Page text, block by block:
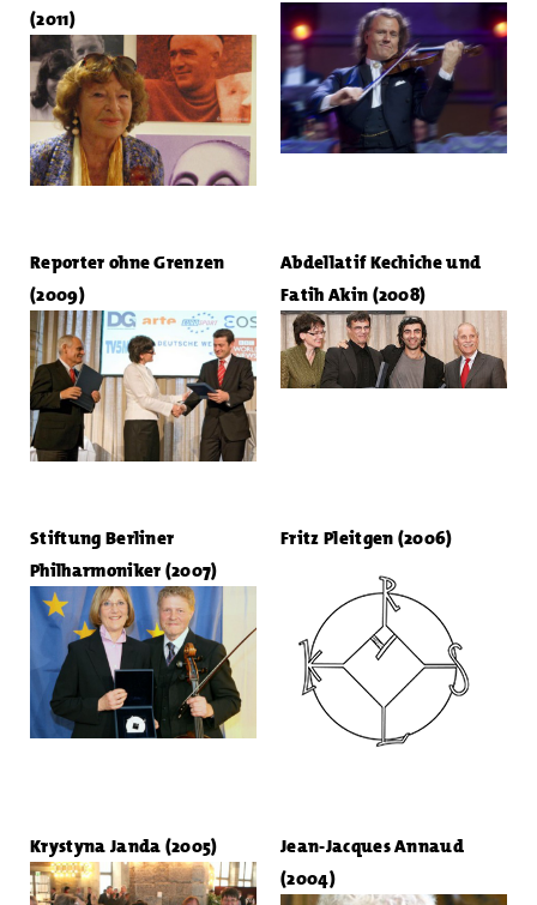
(2011)
Reporter ohne Grenzen
(2009)
Abdellatif Kechiche und
Fatih Akin (2008)
Stiftung Berliner
Philharmoniker (2007)
Fritz Pleitgen (2006)
Krystyna Janda (2005)
Jean-Jacques Annaud
(2004)